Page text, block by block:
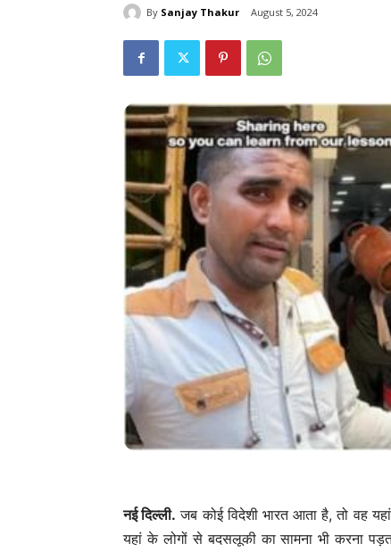
By Sanjay Thakur August 5, 2024
नई दिल्‍ली. जब कोई विदेशी भारत आता है, तो वह
यहां के लोगों से बदसलूकी का सामना भी करना